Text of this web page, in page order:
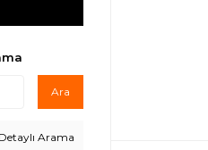
Ara
Detaylı Arama